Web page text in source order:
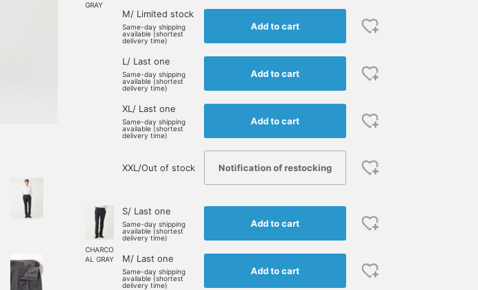
GRAY
M/ Limited stock
Same-day shipping
available (shortest
delivery time)
Add to cart
L/ Last one
Same-day shipping
available (shortest
delivery time)
Add to cart
XL/ Last one
Same-day shipping
available (shortest
delivery time)
Add to cart
XXL/Out of stock Notification of restocking
CHARCO
AL GRAY
S/ Last one
Same-day shipping
available (shortest
delivery time)
Add to cart
M/ Last one
Same-day shipping
available (shortest
delivery time)
Add to cart